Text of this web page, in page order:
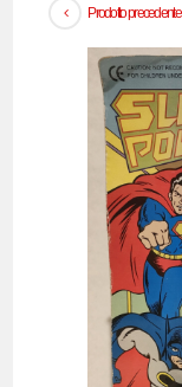
Prodotto precedente